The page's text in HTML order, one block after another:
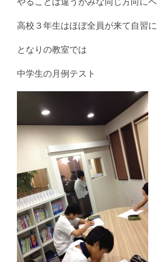
高校３年生はほぼ全員が来て自習に
となりの教室では
中学生の月例テスト